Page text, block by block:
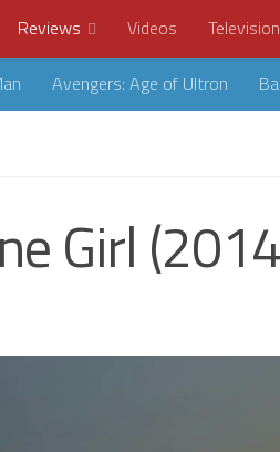
Reviews Videos Television
Avengers: Age of Ultron
Girl